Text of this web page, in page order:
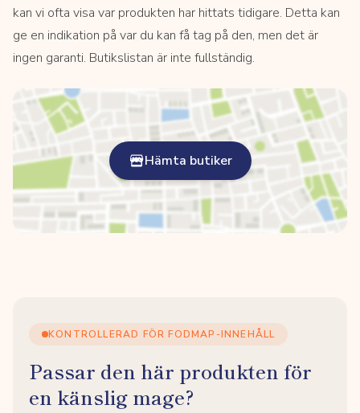
kan vi ofta visa var produkten har hittats tidigare. Detta kan
ge en indikation på var du kan få tag på den, men det är
ingen garanti. Butikslistan är inte fullständig.
Hämta butiker
KONTROLLERAD FÖR FODMAP-INNEHÅLL
Passar den här produkten för
en känslig mage?